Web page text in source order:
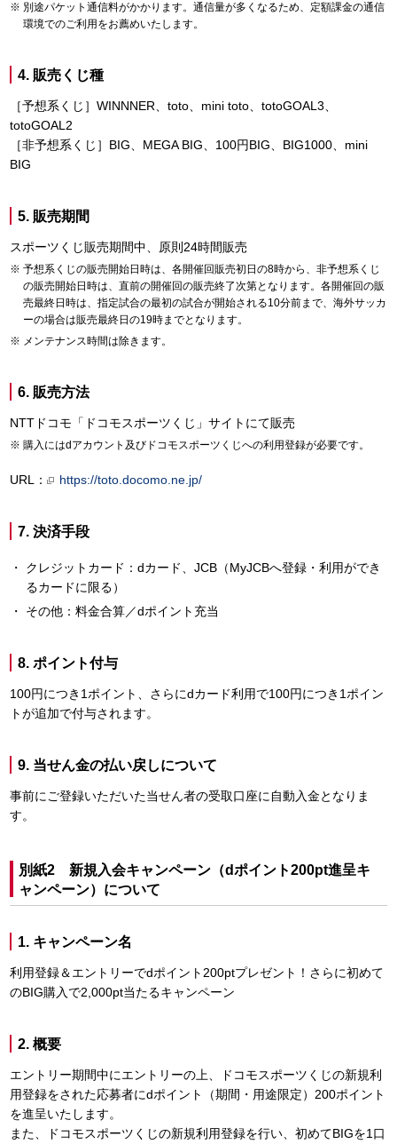
別途パケット通信料がかかります。通信量が多くなるため、定額課金の通信
環境でのご利用をお薦めいたします。
4. 販売くじ種
［予想系くじ］WINNNER、toto、mini toto、totoGOAL3、
totoGOAL2
［非予想系くじ］BIG、MEGA BIG、100円BIG、BIG1000、mini
BIG
5. 販売期間
スポーツくじ販売期間中、原則24時間販売
予想系くじの販売開始日時は、各開催回販売初日の8時から、非予想系くじ
の販売開始日時は、直前の開催回の販売終了次第となります。各開催回の販
売最終日時は、指定試合の最初の試合が開始される10分前まで、海外サッカ
ーの場合は販売最終日の19時までとなります。
メンテナンス時間は除きます。
6. 販売方法
NTTドコモ「ドコモスポーツくじ」サイトにて販売
購入にはdアカウント及びドコモスポーツくじへの利用登録が必要です。
URL： https://toto.docomo.ne.jp/
7. 決済手段
クレジットカード：dカード、JCB（MyJCBへ登録・利用ができ
るカードに限る）
その他：料金合算／dポイント充当
8. ポイント付与
100円につき1ポイント、さらにdカード利用で100円につき1ポイン
トが追加で付与されます。
9. 当せん金の払い戻しについて
事前にご登録いただいた当せん者の受取口座に自動入金となりま
す。
別紙2 新規入会キャンペーン（dポイント200pt進呈キ
ャンペーン）について
1. キャンペーン名
利用登録＆エントリーでdポイント200ptプレゼント！さらに初めて
のBIG購入で2,000pt当たるキャンペーン
2. 概要
エントリー期間中にエントリーの上、ドコモスポーツくじの新規利
用登録をされた応募者にdポイント（期間・用途限定）200ポイント
を進呈いたします。
また、ドコモスポーツくじの新規利用登録を行い、初めてBIGを1口